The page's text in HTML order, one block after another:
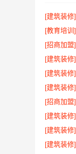
[建筑装修]
[教育培训]
[招商加盟]
[建筑装修]
[建筑装修]
[建筑装修]
[招商加盟]
[建筑装修]
[建筑装修]
[建筑装修]